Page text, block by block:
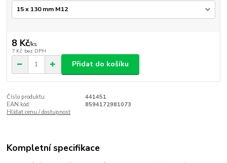
8 Kč/ks
7 Kč bez DPH
Přidat do košíku
Číslo produktu:
441451
EAN kód:
8594172981073
Hlídat cenu / dostupnost
Kompletní specifikace